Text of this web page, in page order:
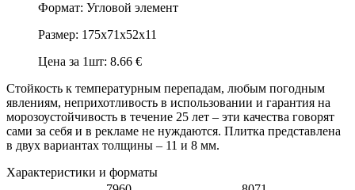
Формат: Угловой элемент
Размер: 175х71х52х11
Цена за 1шт: 8.66 €
Стойкость к температурным перепадам, любым погодным
явлениям, неприхотливость в использовании и гарантия на
морозоустойчивость в течение 25 лет – эти качества говорят
сами за себя и в рекламе не нуждаются. Плитка представлена
в двух вариантах толщины – 11 и 8 мм.
Характеристики и форматы